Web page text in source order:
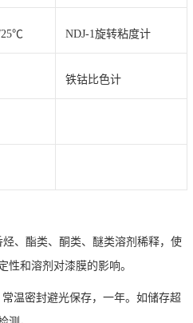
25℃ NDJ-1旋转粘度计
铁钴比色计
、酯类、酮类、醚类溶剂稀释，使
性和溶剂对漆膜的影响。
常温密封避光保存，一年。如储存超